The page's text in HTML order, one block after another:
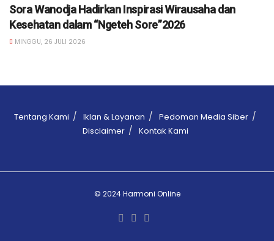
Sora Wanodja Hadirkan Inspirasi Wirausaha dan
Kesehatan dalam “Ngeteh Sore”2026
MINGGU, 26 JULI 2026
Tentang Kami Iklan & Layanan
Pedoman Media Siber
Disclaimer
Kontak Kami
© 2024 Harmoni Online